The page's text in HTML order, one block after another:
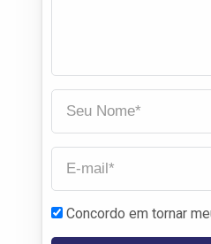
Concordo em tornar